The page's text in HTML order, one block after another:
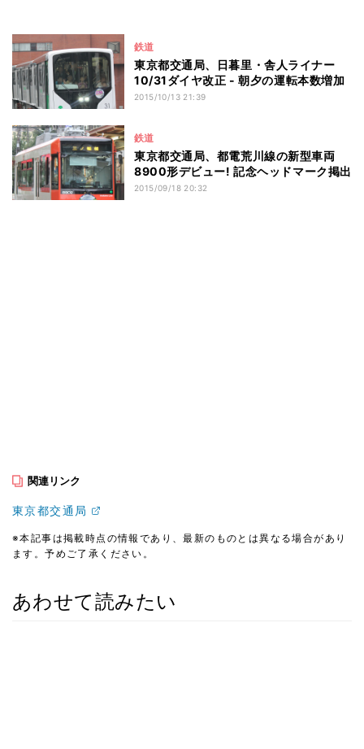
鉄道
東京都交通局、日暮里・舎人ライナー
10/31ダイヤ改正 - 朝夕の運転本数増加
2015/10/13 21:39
鉄道
東京都交通局、都電荒川線の新型車両
8900形デビュー! 記念ヘッドマーク掲出
2015/09/18 20:32
関連リンク
東京都交通局
※本記事は掲載時点の情報であり、最新のものとは異なる場合があり
ます。予めご了承ください。
あわせて読みたい